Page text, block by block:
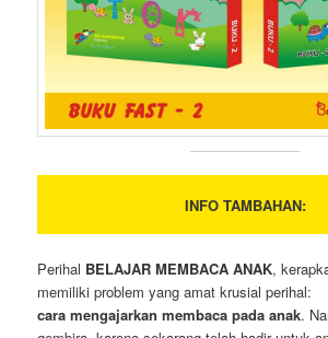
INFO TAMBAHAN:
Perihal BELAJAR MEMBACA ANAK,
memiliki problem yang amat krusial perihal:
cara mengajarkan membaca pada anak.